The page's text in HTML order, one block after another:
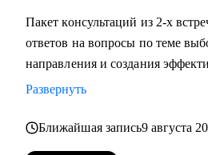
Пакет консультаций из 2-х
ответов на вопросы по теме
направления и создания
Развернуть
Ближайшая запись9 августа